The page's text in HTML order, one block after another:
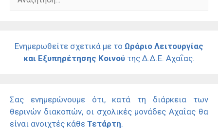
Ενημερωθείτε σχετικά με το Ωράριο Λειτουργίας
και Εξυπηρέτησης Κοινού της Δ.Δ.Ε. Αχαΐας.
Σας ενημερώνουμε ότι, κατά τη διάρκεια των
θερινών διακοπών, οι σχολικές μονάδες Αχαΐας θα
είναι ανοιχτές κάθε Τετάρτη.